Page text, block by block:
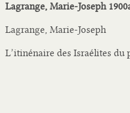
Lagrange, Marie-Joseph
Lagrange, Marie-Joseph
L’itinénaire des Israélites du